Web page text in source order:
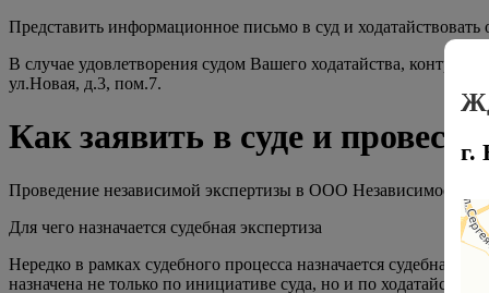
Представить информационное письмо в суд и
В случае удовлетворения судом Вашего ходатайства,
ул.Новая, д.3, пом.7.
Как заявить в суде и
Проведение независимой экспертизы в ООО Независимое
Для чего назначается судебная экспертиза
Нередко в рамках судебного процесса назначается судебная
назначена не только по инициативе суда, но и по
г.